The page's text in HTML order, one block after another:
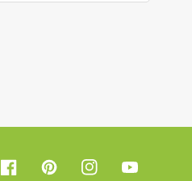
FacebookPinterestInstagramYouTube